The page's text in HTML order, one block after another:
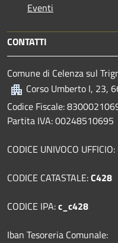
Eventi
CONTATTI
Comune di Celenza sul
Corso Umberto I, 23,
Codice Fiscale:
Partita IVA: 00248510695
CODICE UNIVOCO UFFICIO:
CODICE CATASTALE:C428
CODICE IPA:c_c428
Iban Tesoreria Comunale: